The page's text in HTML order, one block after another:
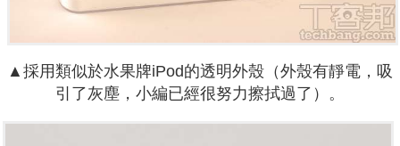
▲採用類似於水果牌iPod的透明外殼（外殼有靜電，吸
引了灰塵，小編已經很努力擦拭過了）。